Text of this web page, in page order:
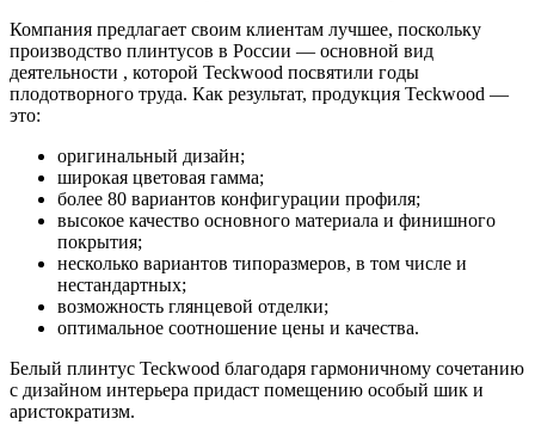
Компания предлагает своим клиентам лучшее, поскольку
производство плинтусов в России — основной вид
деятельности , которой Teckwood посвятили годы
плодотворного труда. Как результат, продукция Teckwood —
это:
оригинальный дизайн;
широкая цветовая гамма;
более 80 вариантов конфигурации профиля;
высокое качество основного материала и финишного
покрытия;
несколько вариантов типоразмеров, в том числе и
нестандартных;
возможность глянцевой отделки;
оптимальное соотношение цены и качества.
Белый плинтус Teckwood благодаря гармоничному сочетанию
с дизайном интерьера придаст помещению особый шик и
аристократизм.